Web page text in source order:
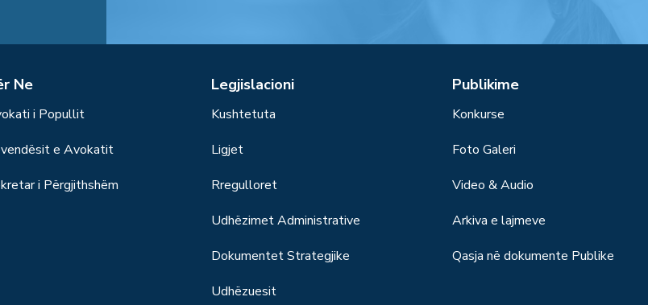
Ne
i Popullit
e Avokatit
i Përgjithshëm
Legjislacioni
Kushtetuta
Ligjet
Rregulloret
Udhëzimet Administrative
Dokumentet Strategjike
Udhëzuesit
Publikime
Konkurse
Foto Galeri
Video & Audio
Arkiva e lajmeve
Qasja në dokumente Publike